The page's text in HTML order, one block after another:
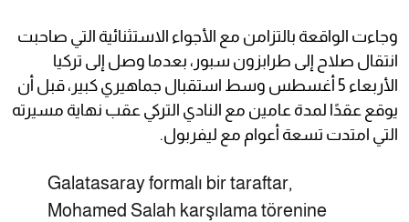
وجاءت الواقعة بالتزامن مع الأجواء الاستثنائية التي صاحبت
انتقال صلاح إلى طرابزون سبور، بعدما وصل إلى تركيا
الأربعاء 5 أغسطس وسط استقبال جماهيري كبير، قبل أن
يوقع عقدًا لمدة عامين مع النادي التركي عقب نهاية مسيرته
التي امتدت تسعة أعوام مع ليفربول.
Galatasaray formalı bir taraftar,
Mohamed Salah karşılama törenine